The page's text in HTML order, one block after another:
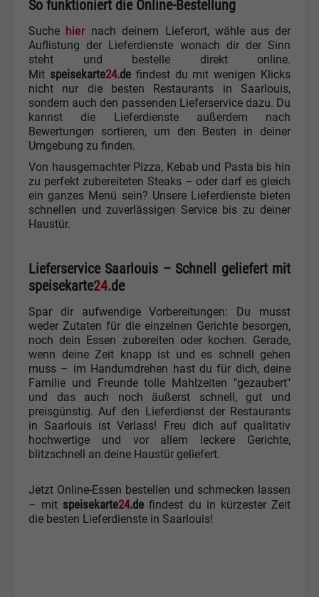
So funktioniert die Online-Bestellung
Suche hier nach deinem Lieferort, wähle aus der
Auflistung der Lieferdienste wonach dir der Sinn
steht und bestelle direkt online.
Mit speisekarte24.defindest du mit wenigen Klicks
nicht nur die besten Restaurants in Saarlouis,
sondern auch den passenden Lieferservice dazu. Du
kannst die Lieferdienste außerdem nach
Bewertungen sortieren, um den Besten in deiner
Umgebung zu finden.
Von hausgemachter Pizza, Kebab und Pasta bis hin
zu perfekt zubereiteten Steaks – oder darf es gleich
ein ganzes Menü sein? Unsere Lieferdienste bieten
schnellen und zuverlässigen Service bis zu deiner
Haustür.
Lieferservice Saarlouis – Schnell geliefert mit
speisekarte24.de
Spar dir aufwendige Vorbereitungen: Du musst
weder Zutaten für die einzelnen Gerichte besorgen,
noch dein Essen zubereiten oder kochen. Gerade,
wenn deine Zeit knapp ist und es schnell gehen
muss – im Handumdrehen hast du für dich, deine
Familie und Freunde tolle Mahlzeiten "gezaubert"
und das auch noch äußerst schnell, gut und
preisgünstig. Auf den Lieferdienst der Restaurants
in Saarlouis ist Verlass! Freu dich auf qualitativ
hochwertige und vor allem leckere Gerichte,
blitzschnell an deine Haustür geliefert.
Jetzt Online-Essen bestellen und schmecken lassen
– mit speisekarte24.de findest du in kürzester Zeit
die besten Lieferdienste in Saarlouis!